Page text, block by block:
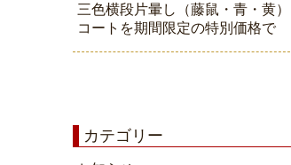
三色横段片暈し（藤鼠・青・黄）
コートを期間限定の特別価格で
カテゴリー